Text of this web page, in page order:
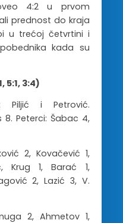
4:2 u prvom
prednost do kraja
u trećoj četvrtini i
kada su
5:1, 3:4)
Piljić i Petrović.
8. Peterci: Šabac 4,
2, Kovačević 1,
Krug 1, Barać 1,
2, Lazić 3, V.
2, Ahmetov 1,